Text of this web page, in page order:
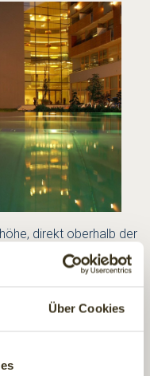
Über Cookies
direkt oberhalb der
Österreich. Das
Balance
und
zu den zehn
Balance